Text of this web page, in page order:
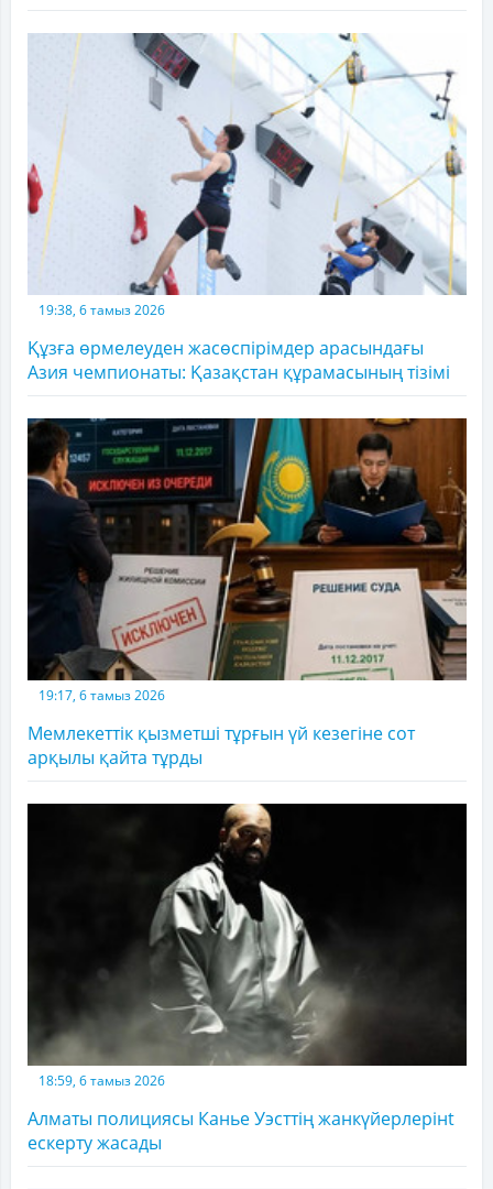
19:38, 6 тамыз 2026
Құзға өрмелеуден жасөспірімдер арасындағы
Азия чемпионаты: Қазақстан құрамасының тізімі
19:17, 6 тамыз 2026
Мемлекеттік қызметші тұрғын үй кезегіне сот
арқылы қайта тұрды
18:59, 6 тамыз 2026
Алматы полициясы Канье Уэсттің жанкүйерлерінt
ескерту жасады